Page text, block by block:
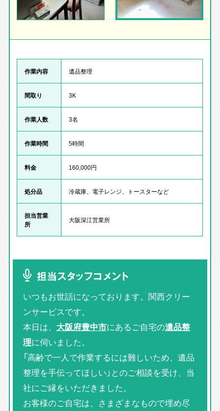
作業内容 遺品整理
間取り 3K
作業人数 3名
作業時間 5時間
料金 160,000円
処分品 冷蔵庫、電子レンジ、トースターなど
担当営業
所
大阪深江営業所
担当スタッフコメント
いつもお世話になっております。関西クリー
ンサービスです。
本日は、 大阪府豊中市にあるご自宅の遺品整
理に伺いました。
「高齢で一人で作業するには難しいため、遺品
整理を手伝ってほしい」とのご相談を受け、当
社にご縁をいただきました。
お客様のご自宅は、さまざまなもので埋め尽